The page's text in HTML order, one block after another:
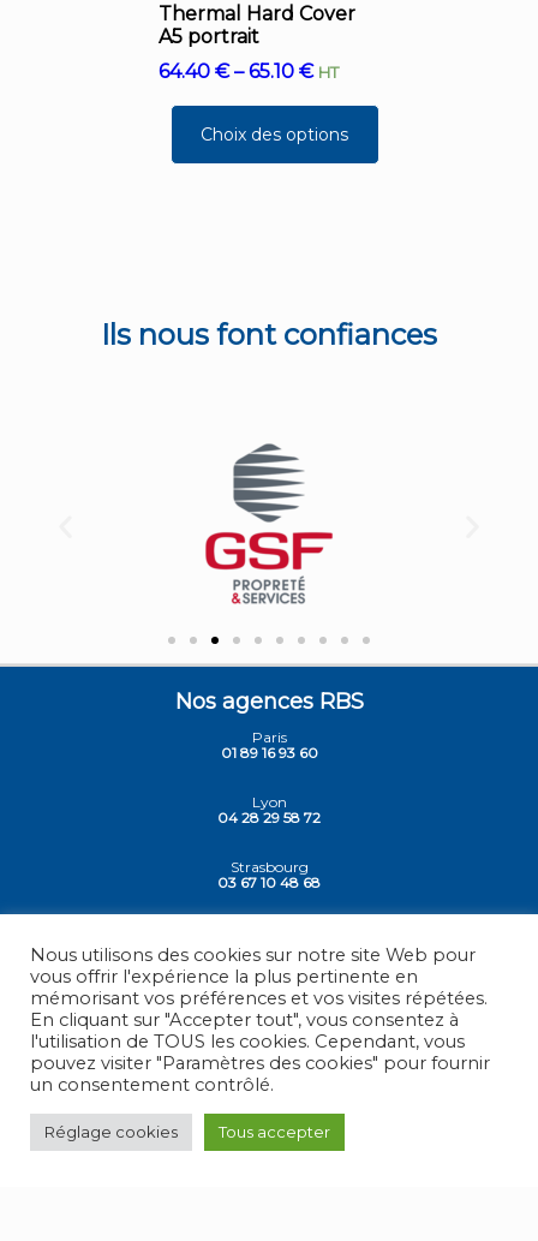
Thermal Hard Cover
A5 portrait
64.40€–65.10€ HT
Choix des options
Ils nous font confiances
Nos agences RBS
Paris
01 89 16 93 60
Lyon
04 28 29 58 72
Strasbourg
03 67 10 48 68
03 84 78 30 30
© 2026 - RBS - France , Tous droits réservés.
Mentions légales
Nous utilisons des cookies sur notre site Web pour
vous offrir l'expérience la plus pertinente en
mémorisant vos préférences et vos visites répétées.
En cliquant sur "Accepter tout", vous consentez à
l'utilisation de TOUS les cookies. Cependant, vous
pouvez visiter "Paramètres des cookies" pour fournir
un consentement contrôlé.
Réglage cookies Tous accepter